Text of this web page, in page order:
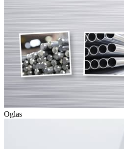
Oglas